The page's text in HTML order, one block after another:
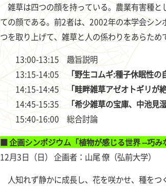
雑草は四つの顔を持っている。農業有害種
ての顔である。前2者は、2002年の本学会シ
つを取り上げて、雑草と人の係わりをあらため
13:00-13:15 趣旨説明
13:15-14:05
「野生コムギ:種子休眠性
14:15-14:45
「畦畔雑草アゼオトギリが
14:45-15:35
「希少雑草の宝庫、中池
15:40-16:00 総合討論
■企画シンポジウム「植物が感じる世界 --巧
12月3日（日） 企画者：山尾 僚（弘前大学）
人知れず静かに成長し、花を咲かせ、種を